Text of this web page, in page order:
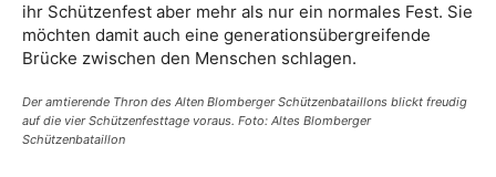
ihr Schützenfest aber mehr als nur ein normales Fest. Sie
möchten damit auch eine generationsübergreifende
Brücke zwischen den Menschen schlagen.
Der amtierende Thron des Alten Blomberger Schützenbataillons blickt freudig
auf die vier Schützenfesttage voraus. Foto: Altes Blomberger
Schützenbataillon